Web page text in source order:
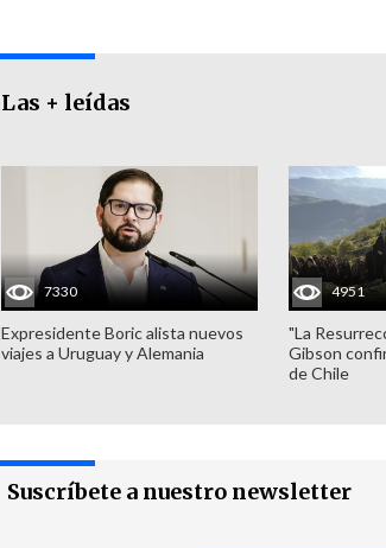
Las + leídas
7330
Expresidente Boric alista nuevos
viajes a Uruguay y Alemania
4951
"La
Gibson
de Chile
Suscríbete a nuestro newsletter